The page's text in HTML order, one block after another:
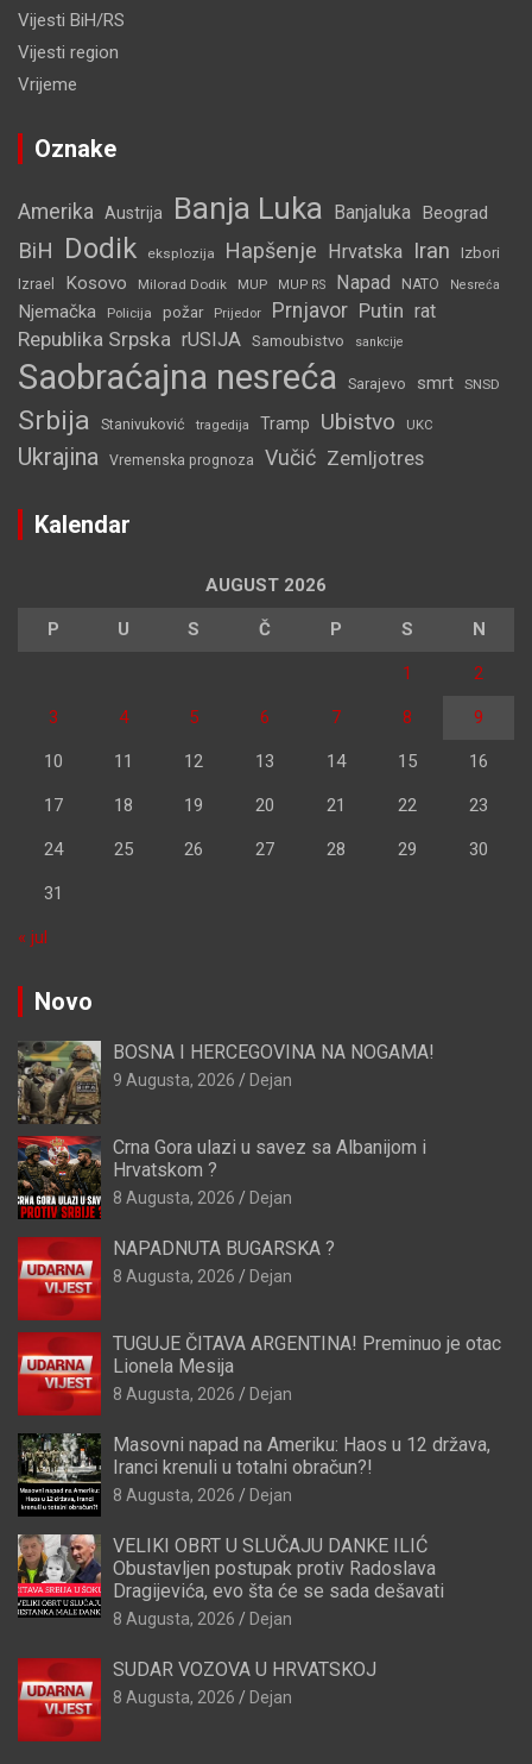
Vijesti BiH/RS
Vijesti region
Vrijeme
Oznake
Amerika Austrija Banja Luka Banjaluka Beograd
BiH Dodik eksplozija Hapšenje Hrvatska Iran Izbori
Izrael Kosovo Milorad Dodik MUP MUP RS Napad NATO Nesreća
Njemačka Policija požar Prijedor Prnjavor Putin rat
Republika Srpska rUSIJA Samoubistvo sankcije
Saobraćajna nesreća Sarajevo smrt SNSD
Srbija Stanivuković tragedija Tramp Ubistvo UKC
Ukrajina Vremenska prognoza Vučić Zemljotres
Kalendar
AUGUST 2026
P U S Č P S N
1 2
3 4 5 6 7 8 9
10 11 12 13 14 15 16
17 18 19 20 21 22 23
24 25 26 27 28 29 30
31
« jul
Novo
BOSNA I HERCEGOVINA NA NOGAMA!
9 Augusta, 2026 Dejan
Crna Gora ulazi u savez sa Albanijom i
Hrvatskom ?
8 Augusta, 2026 Dejan
NAPADNUTA BUGARSKA ?
8 Augusta, 2026 Dejan
TUGUJE ČITAVA ARGENTINA! Preminuo je otac
Lionela Mesija
8 Augusta, 2026 Dejan
Masovni napad na Ameriku: Haos u 12 država,
Iranci krenuli u totalni obračun?!
8 Augusta, 2026 Dejan
VELIKI OBRT U SLUČAJU DANKE ILIĆ
Obustavljen postupak protiv Radoslava
Dragijevića, evo šta će se sada dešavati
8 Augusta, 2026 Dejan
SUDAR VOZOVA U HRVATSKOJ
8 Augusta, 2026 Dejan